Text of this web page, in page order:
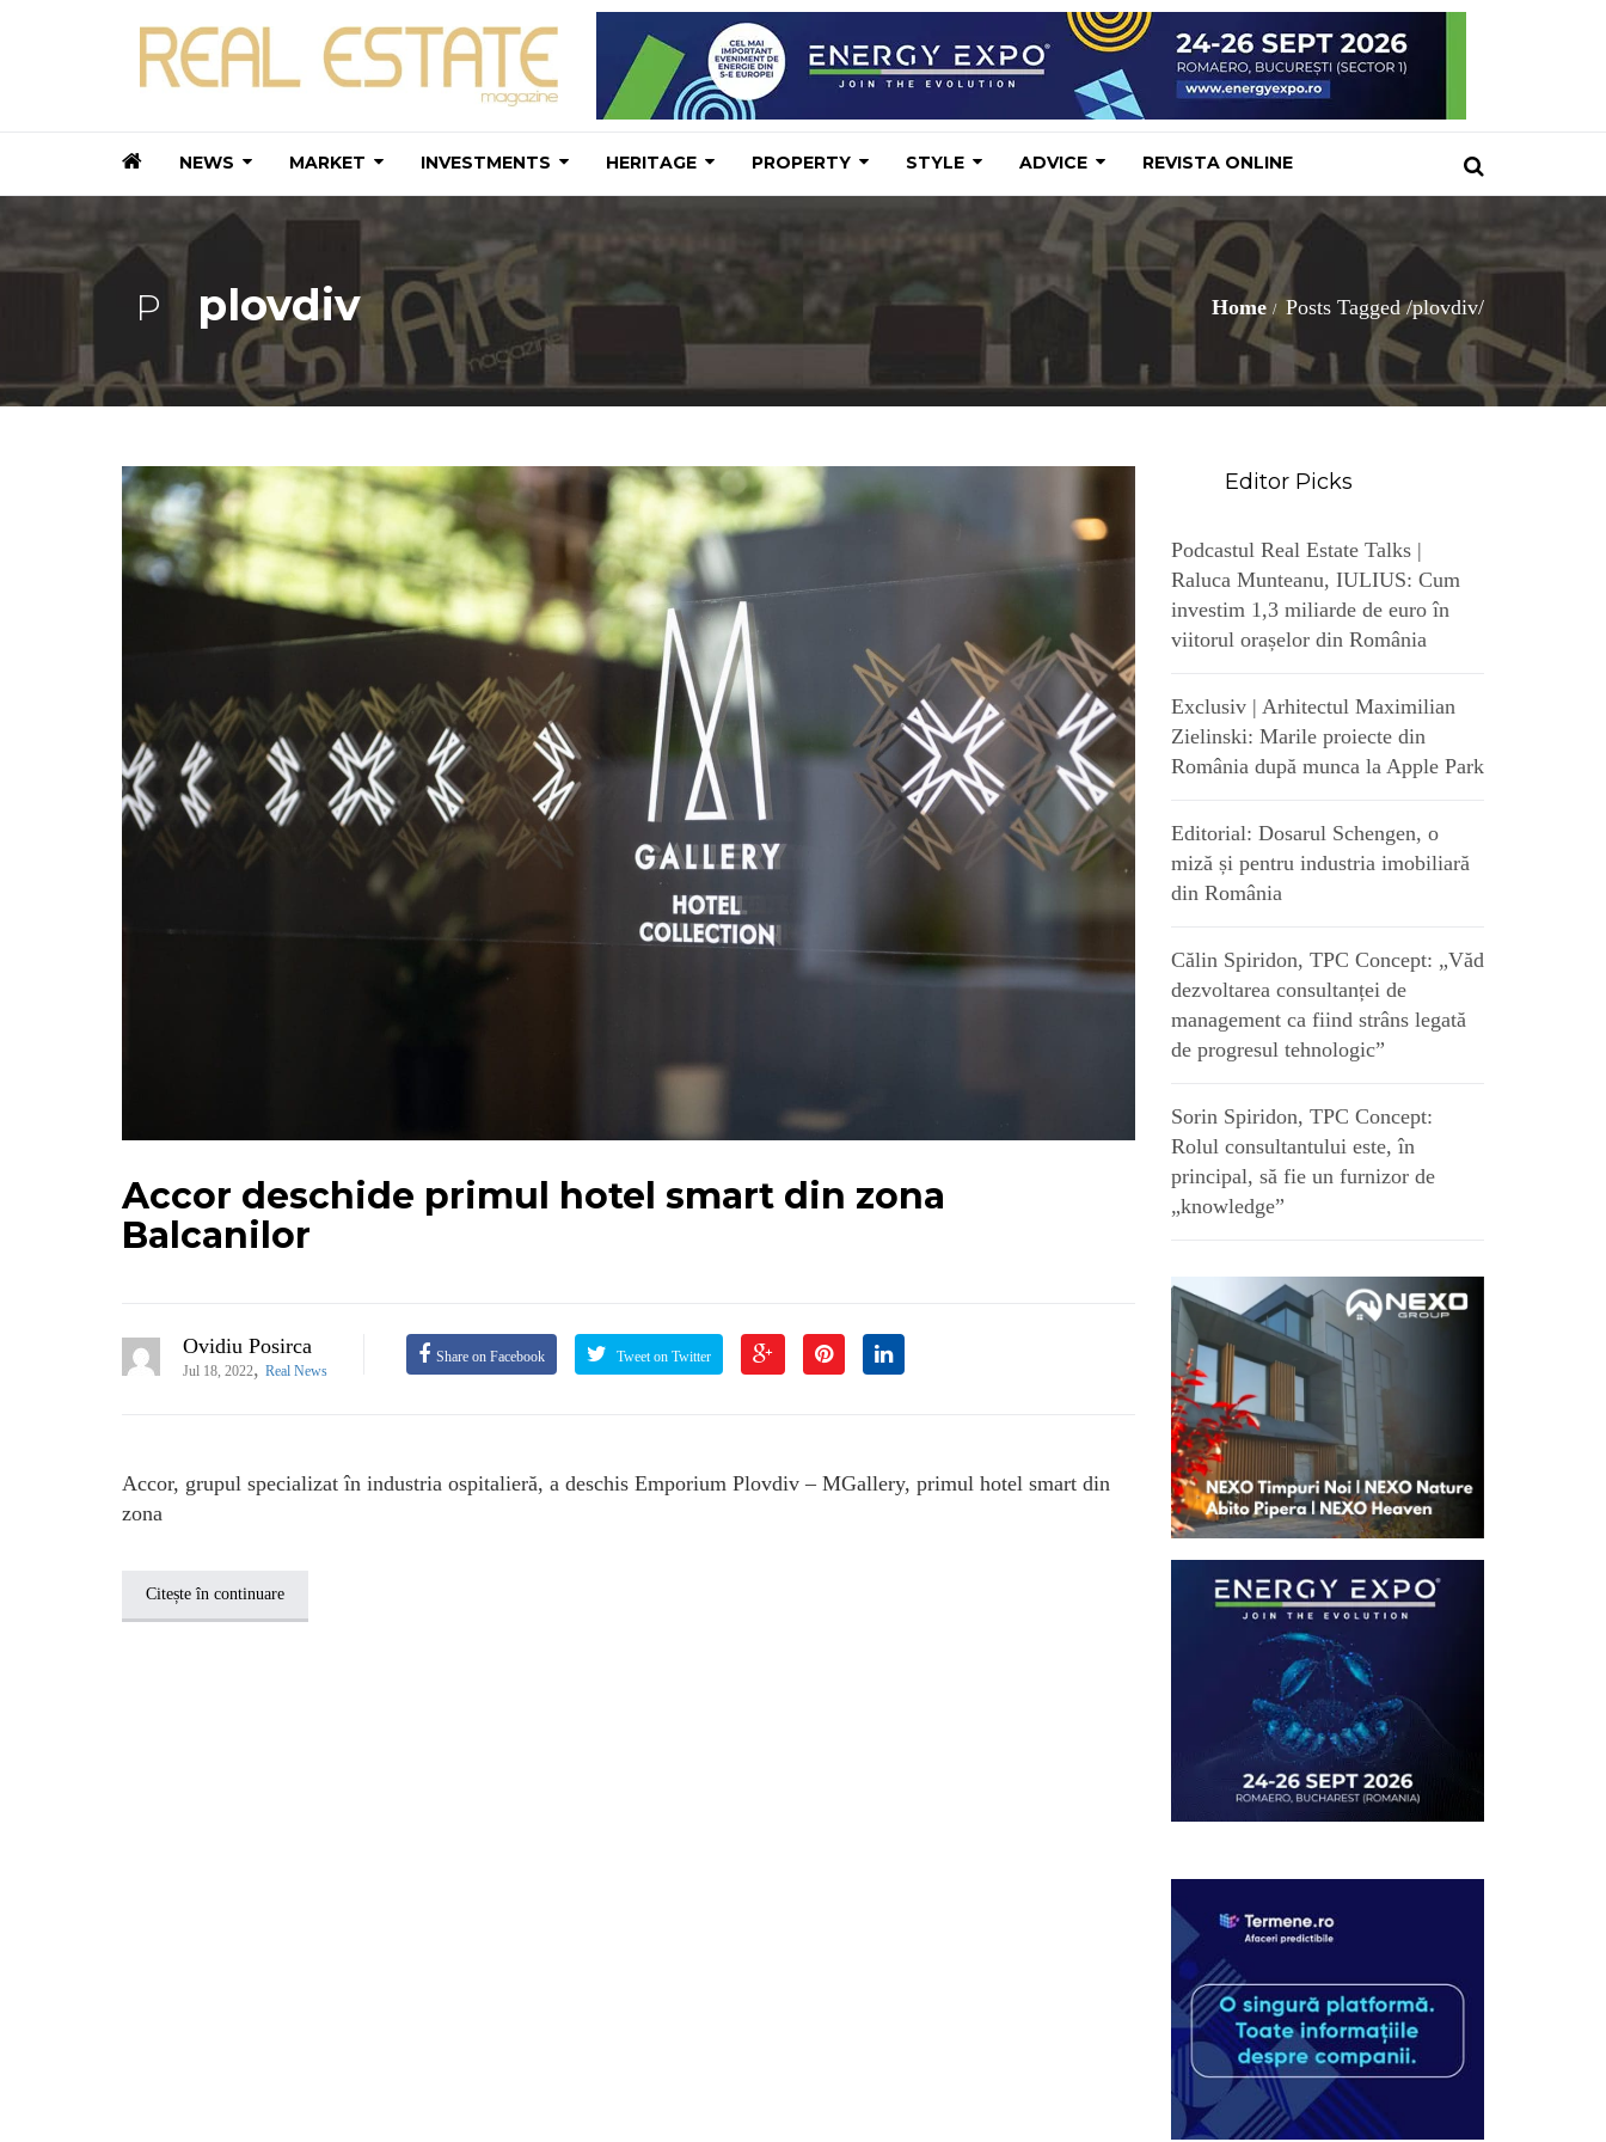
NEWS MARKET INVESTMENTS HERITAGE PROPERTY STYLE ADVICE REVISTA ONLINE
P plovdiv Home Posts Tagged/plovdiv/
Accor deschide primul hotel smart din zona
Balcanilor
Ovidiu Posirca
Jul 18, 2022, Real News
Share on Facebook Tweet on Twitter
Accor, grupul specializat în industria ospitalieră, a deschis Emporium Plovdiv – MGallery, primul hotel smart din
zona
Citește în continuare
Editor Picks
Podcastul Real Estate Talks |
Raluca Munteanu, IULIUS: Cum
investim 1,3 miliarde de euro în
viitorul orașelor din România
Exclusiv | Arhitectul Maximilian
Zielinski: Marile proiecte din
România după munca la Apple Park
Editorial: Dosarul Schengen, o
miză și pentru industria imobiliară
din România
Călin Spiridon, TPC Concept: „Văd
dezvoltarea consultanței de
management ca fiind strâns legată
de progresul tehnologic”
Sorin Spiridon, TPC Concept:
Rolul consultantului este, în
principal, să fie un furnizor de
„knowledge”